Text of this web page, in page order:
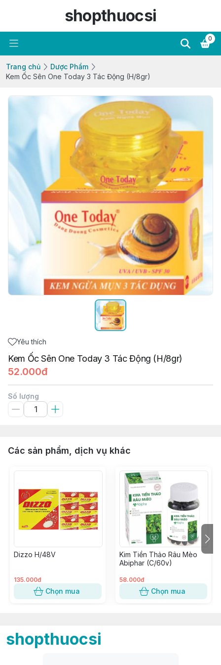
shopthuocsi
0
Trang chủ
Dược Phẩm
Kem Ốc Sên One Today 3 Tác Động (H/8gr)
Yêu thích
Kem Ốc Sên One Today 3 Tác Động (H/8gr)
52.000đ
Số lượng
Các sản phẩm, dịch vụ khác
Dizzo H/48V
135.000đ
Chọn mua
Kim Tiền Thảo Râu Mèo
Abiphar (C/60v)
58.000đ
Chọn mua
shopthuocsi